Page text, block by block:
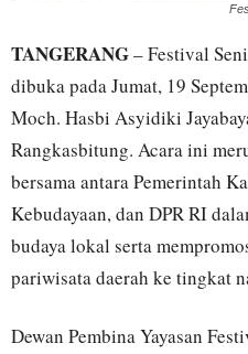
TANGERANG– Festival
dibuka pada Jumat, 19
Moch. Hasbi Asyidiki
Rangkasbitung. Acara ini
bersama antara Pemerintah
Kebudayaan, dan DPR RI
budaya lokal serta
pariwisata daerah ke tingkat
Dewan Pembina Yayasan